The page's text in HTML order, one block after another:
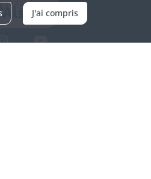
J'ai compris